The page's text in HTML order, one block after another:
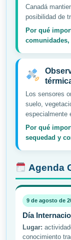
Canadá
posibilidad de
Por qué
Los sensores
suelo,
especialmente
Por qué
sequedad y
Agenda
9 de agosto de
Día
Lugar:
conocimiento